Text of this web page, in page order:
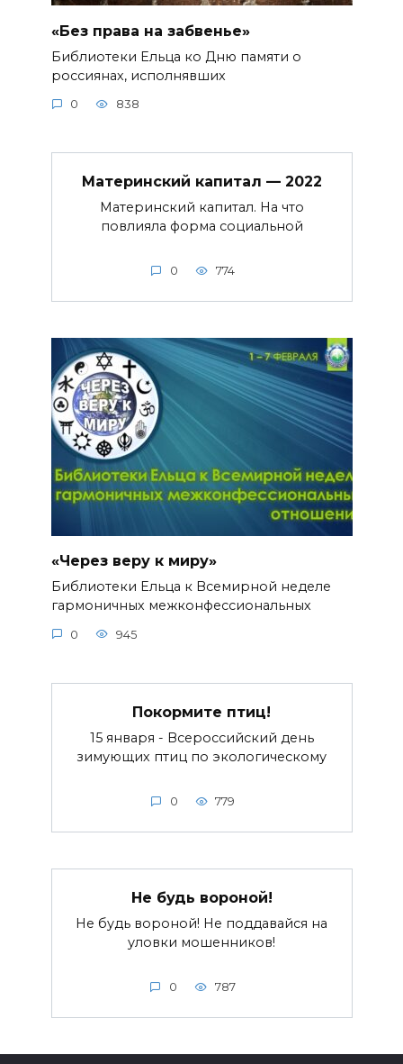
«Без права на забвенье»
Библиотеки Ельца ко Дню памяти о
россиянах, исполнявших
0 838
Материнский капитал — 2022
Материнский капитал. На что
повлияла форма социальной
0 774
«Через веру к миру»
Библиотеки Ельца к Всемирной неделе
гармоничных межконфессиональных
0 945
Покормите птиц!
15 января - Всероссийский день
зимующих птиц по экологическому
0 779
Не будь вороной!
Не будь вороной! Не поддавайся на
уловки мошенников!
0 787